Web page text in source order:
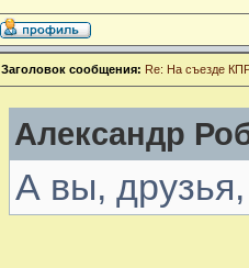
Заголовок сообщения: Re: На съезде
Александр
А вы,